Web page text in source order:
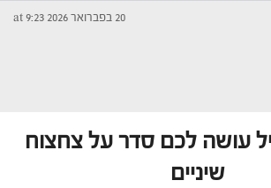
20 בפברואר 2026 at 9:23
עושה לכם סדר על צחצוח
שיניים